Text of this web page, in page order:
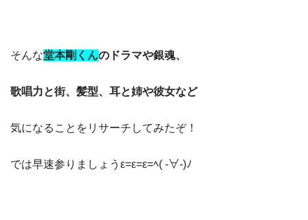
そんな堂本剛くんのドラマや銀魂、
歌唱力と街、髪型、耳と姉や彼女など
気になることをリサーチしてみたぞ！
では早速参りましょうε=ε=ε=ﾍ( -∀-)ﾉ